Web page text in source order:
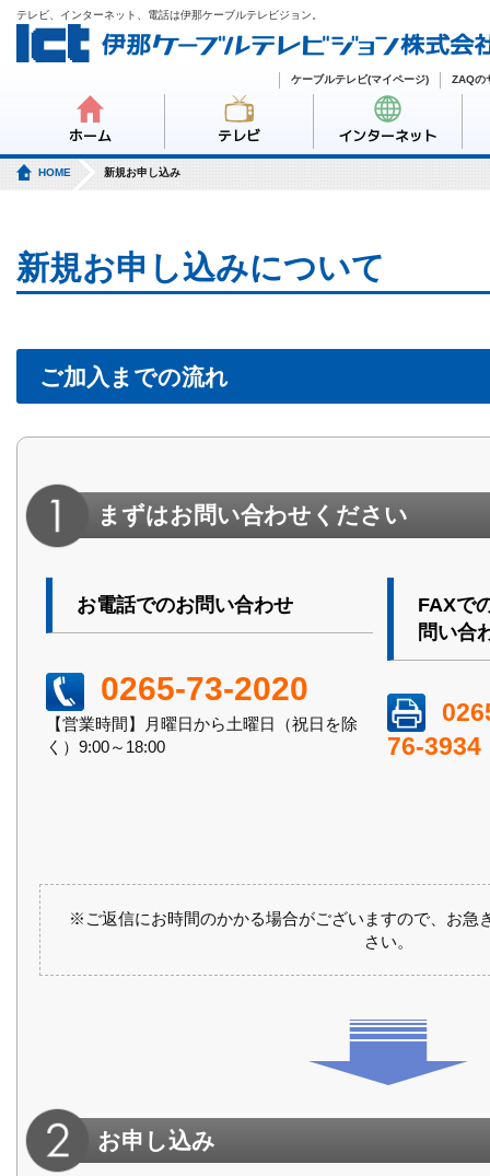
テレビ、インターネット、電話は伊那ケーブルテレビジョン。
ホーム テレビ インターネット
ZAQの
ケーブルテレビ(マイページ)
HOME 新規お申し込み
新規お申し込みについて
ご加入までの流れ
まずはお問い合わせください
お電話でのお問い合わせ
0265-73-2020
【営業時間】月曜日から土曜日（祝日を除
く）9:00～18:00
FAXで
問い合
76-3934
※ご返信にお時間のかかる場合がございますので、お急
さい。
お申し込み